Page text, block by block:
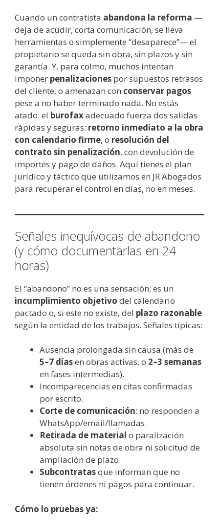
Cuando un contratista abandona la reforma —
deja de acudir, corta comunicación, se lleva
herramientas o simplemente “desaparece”— el
propietario se queda sin obra, sin plazos y sin
garantía. Y, para colmo, muchos intentan
imponer penalizaciones por supuestos retrasos
del cliente, o amenazan con conservar pagos
pese a no haber terminado nada. No estás
atado: el burofaxadecuado fuerza dos salidas
rápidas y seguras: retorno inmediato a la obra
con calendario firme, o resolución del
contrato sin penalización, con devolución de
importes y pago de daños. Aquí tienes el plan
jurídico y táctico que utilizamos en JR Abogados
para recuperar el control en días, no en meses.
Señales inequívocas de abandono
(y cómo documentarlas en 24
horas)
El “abandono” no es una sensación; es un
incumplimiento objetivo del calendario
pactado o, si este no existe, del plazo razonable
según la entidad de los trabajos. Señales típicas:
Ausencia prolongada sin causa (más de
5–7 díasen obras activas, o 2–3 semanas
en fases intermedias).
Incomparecencias en citas confirmadas
por escrito.
Corte de comunicación: no responden a
WhatsApp/email/llamadas.
Retirada de material o paralización
absoluta sin notas de obra ni solicitud de
ampliación de plazo.
Subcontratasque informan que no
tienen órdenes ni pagos para continuar.
Cómo lo pruebas ya: